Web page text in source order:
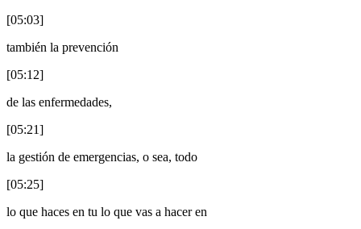
[05:03]
también la prevención
[05:12]
de las enfermedades,
[05:21]
la gestión de emergencias, o sea, todo
[05:25]
lo que haces en tu lo que vas a hacer en